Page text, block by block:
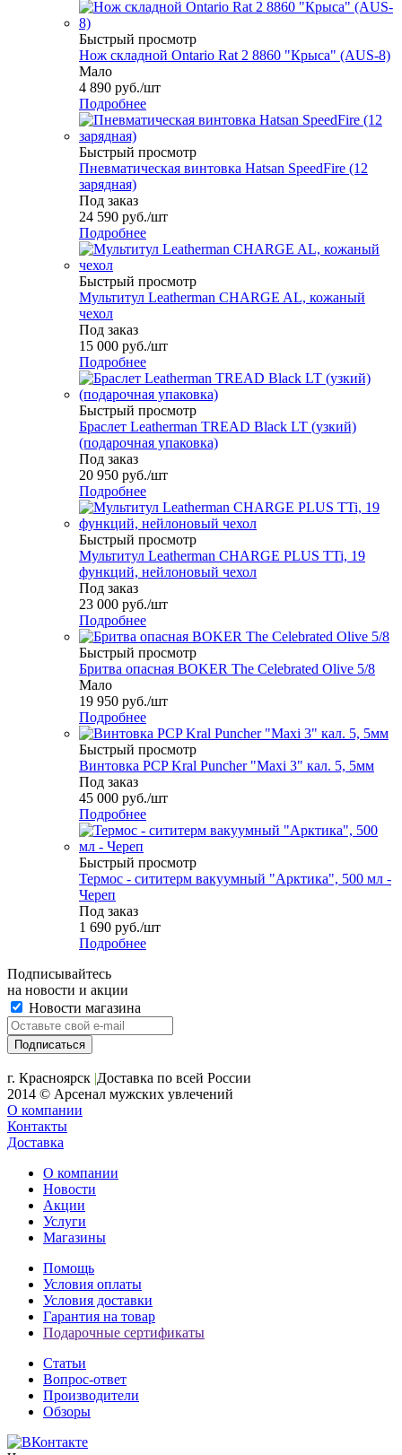
Быстрый просмотр
Нож складной Ontario Rat 2 8860 "Крыса" (AUS-8)
Мало
4 890 руб./шт
Подробнее
Быстрый просмотр
Пневматическая винтовка Hatsan SpeedFire (12
зарядная)
Под заказ
24 590 руб./шт
Подробнее
Быстрый просмотр
Мультитул Leatherman CHARGE AL, кожаный
чехол
Под заказ
15 000 руб./шт
Подробнее
Быстрый просмотр
Браслет Leatherman TREAD Black LT (узкий)
(подарочная упаковка)
Под заказ
20 950 руб./шт
Подробнее
Быстрый просмотр
Мультитул Leatherman CHARGE PLUS TTi, 19
функций, нейлоновый чехол
Под заказ
23 000 руб./шт
Подробнее
Быстрый просмотр
Бритва опасная BOKER The Celebrated Olive 5/8
Мало
19 950 руб./шт
Подробнее
Быстрый просмотр
Винтовка PCP Kral Puncher "Maxi 3" кал. 5, 5мм
Под заказ
45 000 руб./шт
Подробнее
Быстрый просмотр
Термос - сититерм вакуумный "Арктика", 500 мл -
Череп
Под заказ
1 690 руб./шт
Подробнее
Подписывайтесь
на новости и акции
Новости магазина
г. Красноярск |Доставка по всей России
2014 © Арсенал мужских увлечений
О компании
Контакты
Доставка
О компании
Новости
Акции
Услуги
Магазины
Помощь
Условия оплаты
Условия доставки
Гарантия на товар
Подарочные сертификаты
Статьи
Вопрос-ответ
Производители
Обзоры